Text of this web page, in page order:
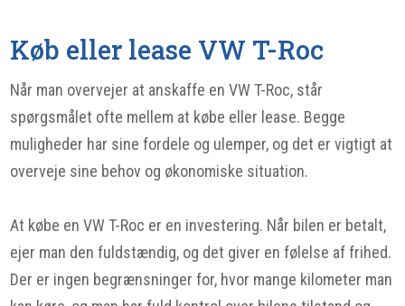
Køb eller lease VW T-Roc
Når man overvejer at anskaffe en VW T-Roc, står
spørgsmålet ofte mellem at købe eller lease. Begge
muligheder har sine fordele og ulemper, og det er vigtigt at
overveje sine behov og økonomiske situation.
At købe en VW T-Roc er en investering. Når bilen er betalt,
ejer man den fuldstændig, og det giver en følelse af frihed.
Der er ingen begrænsninger for, hvor mange kilometer man